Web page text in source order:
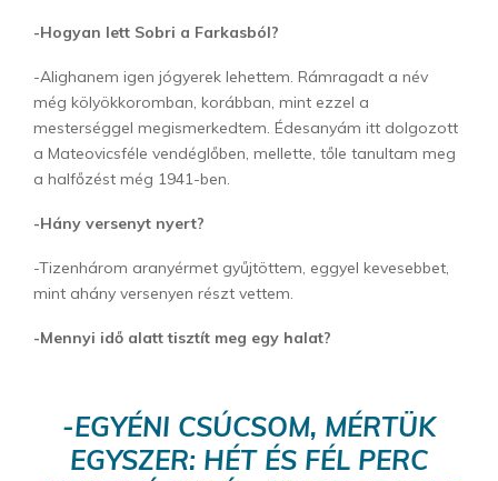
-Hogyan lett Sobri a Farkasból?
-Alighanem igen jógyerek lehettem. Rámragadt a név
még kölyökkoromban, korábban, mint ezzel a
mesterséggel megismerkedtem. Édesanyám itt dolgozott
a Mateovicsféle vendéglőben, mellette, tőle tanultam meg
a halfőzést még 1941-ben.
-Hány versenyt nyert?
-Tizenhárom aranyérmet gyűjtöttem, eggyel kevesebbet,
mint ahány versenyen részt vettem.
-Mennyi idő alatt tisztít meg egy halat?
-EGYÉNI CSÚCSOM, MÉRTÜK
EGYSZER: HÉT ÉS FÉL PERC